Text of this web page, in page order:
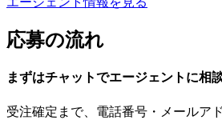
応募の流れ
まずはチャットでエージェント に相
受注確定まで、 電話番号・メールア